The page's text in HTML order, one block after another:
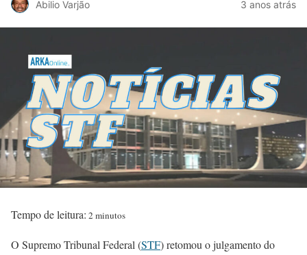
Abilio Varjão 3 anos atrás
Tempo de leitura: 2 minutos
O Supremo Tribunal Federal (STF) retomou o julgamento do